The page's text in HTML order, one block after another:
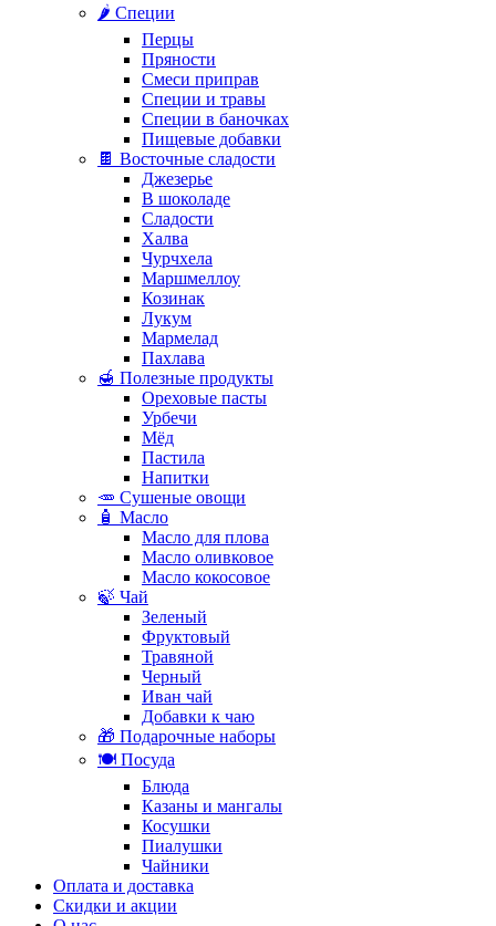
🌶️ Специи
Перцы
Пряности
Смеси приправ
Специи и травы
Специи в баночках
Пищевые добавки
🍫 Восточные сладости
Джезерье
В шоколаде
Сладости
Халва
Чурчхела
Маршмеллоу
Козинак
Лукум
Мармелад
Пахлава
🍯 Полезные продукты
Ореховые пасты
Урбечи
Мёд
Пастила
Напитки
🥕 Сушеные овощи
🧴 Масло
Масло для плова
Масло оливковое
Масло кокосовое
🍃 Чай
Зеленый
Фруктовый
Травяной
Черный
Иван чай
Добавки к чаю
🎁 Подарочные наборы
🍽️ Посуда
Блюда
Казаны и мангалы
Косушки
Пиалушки
Чайники
Оплата и доставка
Скидки и акции